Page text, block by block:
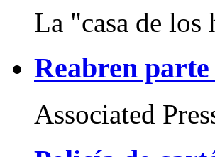
La "casa de los
Reabren
Associated